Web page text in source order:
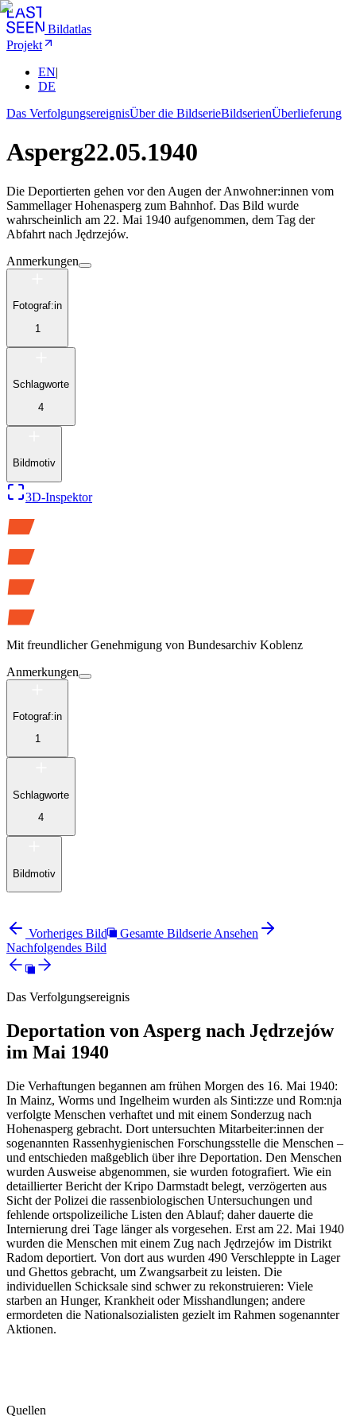
Bildatlas
Projekt
EN|
DE
Das VerfolgungsereignisÜber die BildserieBildserienÜberlieferung
Asperg22.05.1940
Die Deportierten gehen vor den Augen der Anwohner:innen vom
Sammellager Hohenasperg zum Bahnhof. Das Bild wurde
wahrscheinlich am 22. Mai 1940 aufgenommen, dem Tag der
Abfahrt nach Jędrzejów.
Anmerkungen
Fotograf:in
1
Schlagworte
4
Bildmotiv
3D-Inspektor
Mit freundlicher Genehmigung von Bundesarchiv Koblenz
Anmerkungen
Fotograf:in
1
Schlagworte
4
Bildmotiv
Vorheriges Bild
Gesamte Bildserie Ansehen
Nachfolgendes Bild
Das Verfolgungsereignis
Deportation von Asperg nach Jędrzejów
im Mai 1940
Die Verhaftungen begannen am frühen Morgen des 16. Mai 1940:
In Mainz, Worms und Ingelheim wurden als Sinti:zze und Rom:nja
verfolgte Menschen verhaftet und mit einem Sonderzug nach
Hohenasperg gebracht. Dort untersuchten Mitarbeiter:innen der
sogenannten Rassenhygienischen Forschungsstelle die Menschen –
und entschieden maßgeblich über ihre Deportation. Den Menschen
wurden Ausweise abgenommen, sie wurden fotografiert. Wie ein
detaillierter Bericht der Kripo Darmstadt belegt, verzögerten aus
Sicht der Polizei die rassenbiologischen Untersuchungen und
fehlende ortspolizeiliche Listen den Ablauf; daher dauerte die
Internierung drei Tage länger als vorgesehen. Erst am 22. Mai 1940
wurden die Menschen mit einem Zug nach Jędrzejów im Distrikt
Radom deportiert. Von dort aus wurden 490 Verschleppte in Lager
und Ghettos gebracht, um Zwangsarbeit zu leisten. Die
individuellen Schicksale sind schwer zu rekonstruieren: Viele
starben an Hunger, Krankheit oder Misshandlungen; andere
ermordeten die Nationalsozialisten gezielt im Rahmen sogenannter
Aktionen.
Quellen